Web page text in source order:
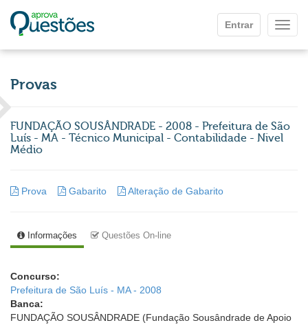
Entrar
Provas
FUNDAÇÃO SOUSÂNDRADE - 2008 - Prefeitura de São
Luís - MA - Técnico Municipal - Contabilidade - Nivel
Médio
Prova Gabarito Alteração de Gabarito
Informações Questões On-line
Concurso:
Prefeitura de São Luís - MA - 2008
Banca:
FUNDAÇÃO SOUSÂNDRADE (Fundação Sousândrade de Apoio